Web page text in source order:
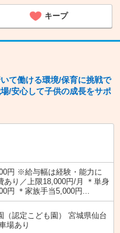
キープ
て働ける環境/保育に挑戦で
/安心して子供の成長をサポ
円 ※給与幅は経験・能力に
あり／上限18,000円/月 ＊単身
円 ＊家族手当5,000円...
（認定こども園） 宮城県仙台
場あり